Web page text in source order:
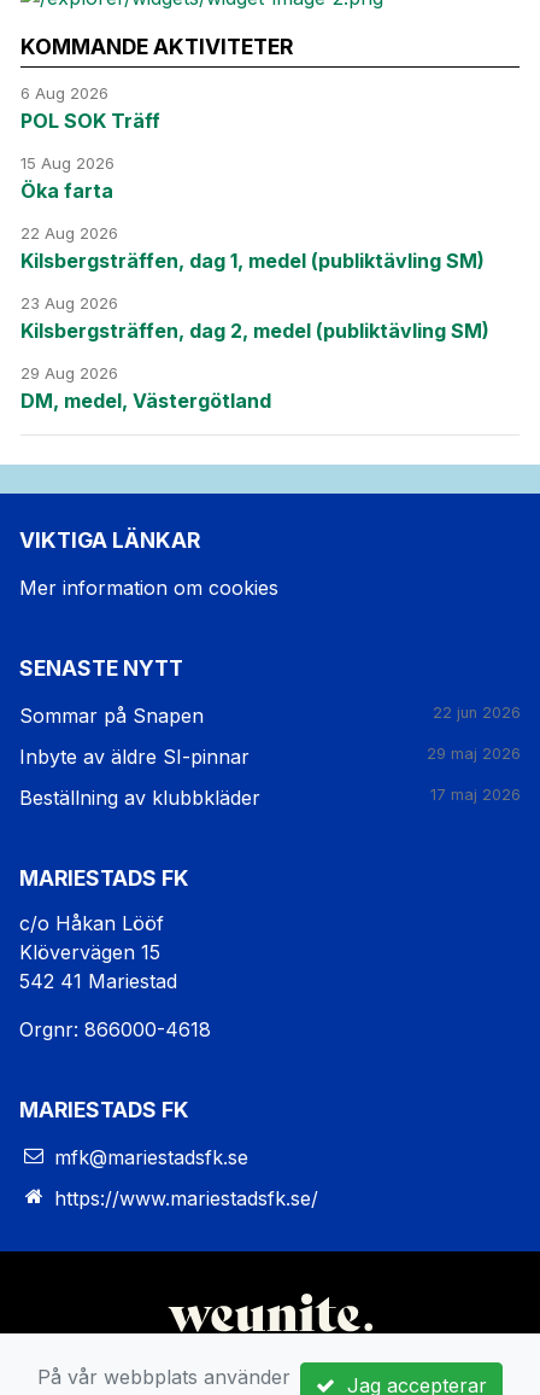
KOMMANDE AKTIVITETER
6 Aug 2026
POL SOK Träff
15 Aug 2026
Öka farta
22 Aug 2026
Kilsbergsträffen, dag 1, medel (publiktävling SM)
23 Aug 2026
Kilsbergsträffen, dag 2, medel (publiktävling SM)
29 Aug 2026
DM, medel, Västergötland
VIKTIGA LÄNKAR
Mer information om cookies
SENASTE NYTT
Sommar på Snapen 22 jun 2026
Inbyte av äldre SI-pinnar 29 maj 2026
Beställning av klubbkläder 17 maj 2026
MARIESTADS FK
c/o Håkan Lööf
Klövervägen 15
542 41 Mariestad
Orgnr: 866000-4618
MARIESTADS FK
mfk@mariestadsfk.se
https://www.mariestadsfk.se/
Jag accepterar
På vår webbplats använder